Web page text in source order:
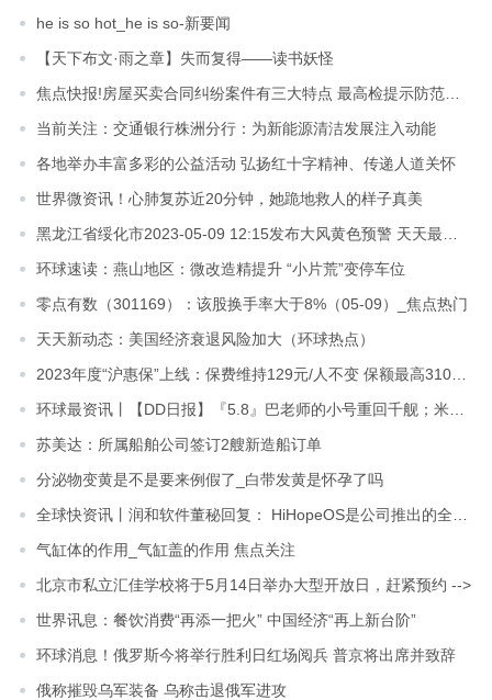
he is so hot_he is so-新要闻
【天下布文·雨之章】失而复得——读书妖怪
当前关注：交通银行株洲分行：为新能源清洁发展注入动能
各地举办丰富多彩的公益活动 弘扬红十字精神、传递人道关怀
世界微资讯！心肺复苏近20分钟，她跪地救人的样子真美
环球速读：燕山地区：微改造精提升 “小片荒”变停车位
零点有数（301169）：该股换手率大于8%（05-09）_焦点热门
天天新动态：美国经济衰退风险加大（环球热点）
苏美达：所属船舶公司签订2艘新造船订单
分泌物变黄是不是要来例假了_白带发黄是怀孕了吗
气缸体的作用_气缸盖的作用 焦点关注
北京市私立汇佳学校将于5月14日举办大型开放日，赶紧预约 -->
世界讯息：餐饮消费“再添一把火” 中国经济“再上新台阶”
环球消息！俄罗斯今将举行胜利日红场阅兵 普京将出席并致辞
俄称摧毁乌军装备 乌称击退俄军进攻